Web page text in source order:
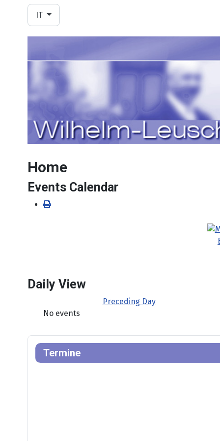
Seleziona la tua lingua
IT
Home
Events Calendar
Daily View
Preceding Day
No events
Termine